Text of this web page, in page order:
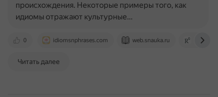
0 idiomsnphrases.com web.snauka.ru
происхождения. Некоторые примеры того, как
идиомы отражают культурные…
Читать далее